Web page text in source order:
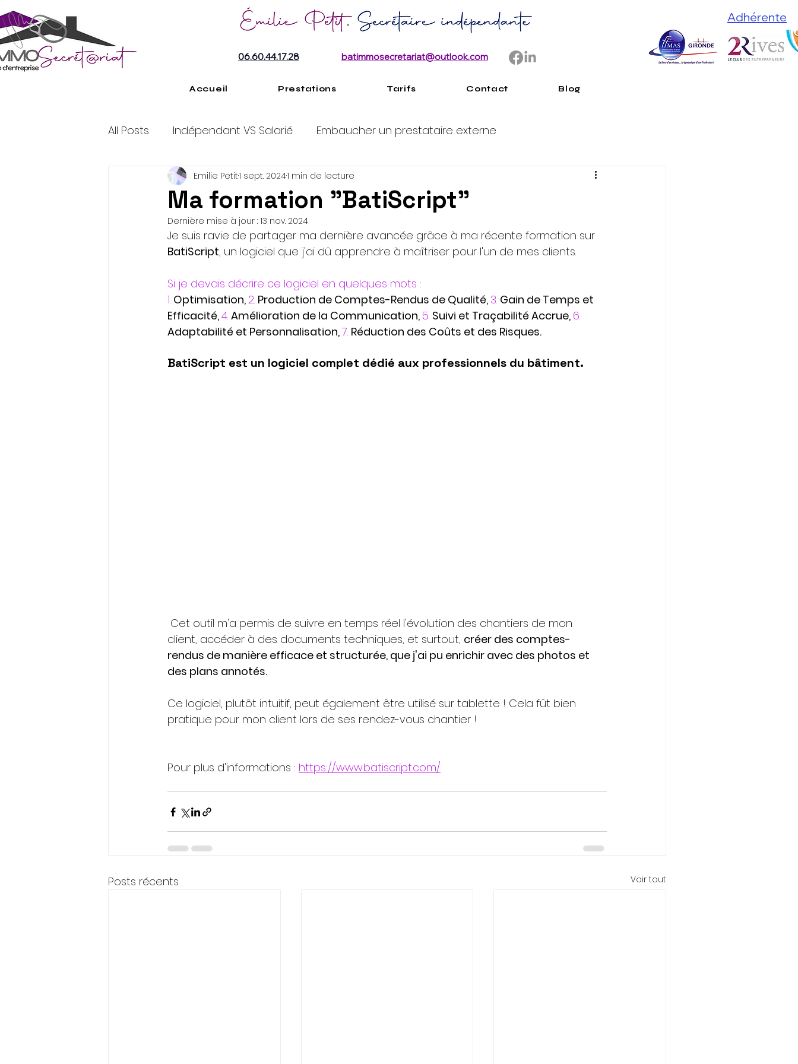
06.60.44.17.28 batimmosecretariat@outlook.com
Adhérente
Accueil Prestations Tarifs Contact Blog
All Posts Indépendant VS Salarié Embaucher un prestataire externe
Gestion administrative d'entreprise Organisation et gestion du temps La comptabilité
Ma formation "BatiScript"
Emilie Petit1 sept. 20241 min de lecture
Dernière mise à jour : 13 nov. 2024
Je suis ravie de partager ma dernière avancée grâce à ma récente formation sur
BatiScript, un logiciel que j'ai dû apprendre à maîtriser pour l'un de mes clients.
Si je devais décrire ce logiciel en quelques mots :
1. Optimisation, 2. Production de Comptes-Rendus de Qualité, 3. Gain de Temps et
Efficacité, 4. Amélioration de la Communication, 5. Suivi et Traçabilité Accrue, 6.
Adaptabilité et Personnalisation, 7. Réduction des Coûts et des Risques.
BatiScript est un logiciel complet dédié aux professionnels du bâtiment.
client, accéder à des documents techniques, et surtout, créer des comptes-
rendus de manière efficace et structurée, que j'ai pu enrichir avec des photos et
des plans annotés.
Ce logiciel, plutôt intuitif, peut également être utilisé sur tablette ! Cela fût bien
pratique pour mon client lors de ses rendez-vous chantier !
Pour plus d'informations : https://www.batiscript.com/
Posts récents Voir tout